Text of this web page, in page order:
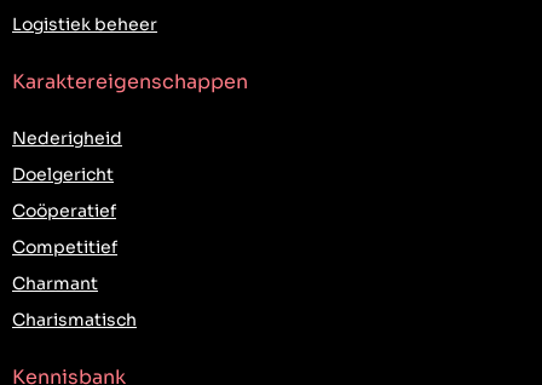
Logistiek beheer
Karaktereigenschappen
Nederigheid
Doelgericht
Coöperatief
Competitief
Charmant
Charismatisch
Kennisbank